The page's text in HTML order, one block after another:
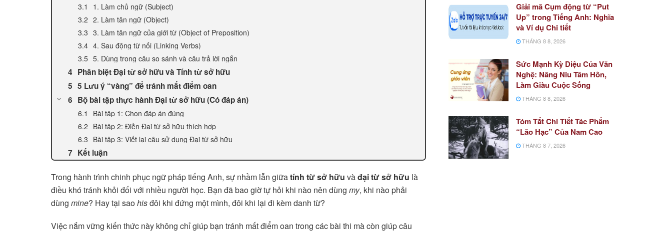
1. Làm chủ ngữ (Subject)
2. Làm tân ngữ (Object)
3. Làm tân ngữ của giới từ (Object of Preposition)
4. Sau động từ nối (Linking Verbs)
5. Dùng trong câu so sánh và câu trả lời ngắn
Phân biệt Đại từ sở hữu và Tính từ sở hữu
5 Lưu ý “vàng” để tránh mất điểm oan
Bộ bài tập thực hành Đại từ sở hữu (Có đáp án)
Bài tập 1: Chọn đáp án đúng
Bài tập 2: Điền Đại từ sở hữu thích hợp
Bài tập 3: Viết lại câu sử dụng Đại từ sở hữu
Kết luận
Trong hành trình chinh phục ngữ pháp tiếng Anh, sự nhầm lẫn giữatính từ sở hữu vàđại từ sở hữu là
điều khó tránh khỏi đối với nhiều người học. Bạn đã bao giờ tự hỏi khi nào nên dùng my, khi nào phải
dùng mine? Hay tại saohisđôi khi đứng một mình, đôi khi lại đi kèm danh từ?
Việc nắm vững kiến thức này không chỉ giúp bạn tránh mất điểm oan trong các bài thi mà còn giúp câu
Giải mã Cụm động từ “Put
Up” trong Tiếng Anh: Nghĩa
và Ví dụ Chi tiết
THÁNG 8 8, 2026
Sức Mạnh Kỳ Diệu Của Văn
Nghệ: Nâng Niu Tâm Hồn,
Làm Giàu Cuộc Sống
THÁNG 8 8, 2026
Tóm Tắt Chi Tiết Tác Phẩm
“Lão Hạc” Của Nam Cao
THÁNG 8 7, 2026